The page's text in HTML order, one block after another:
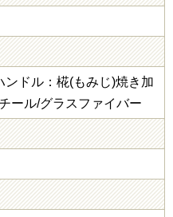
ドル：椛(もみじ)焼き加
ール/グラスファイバー